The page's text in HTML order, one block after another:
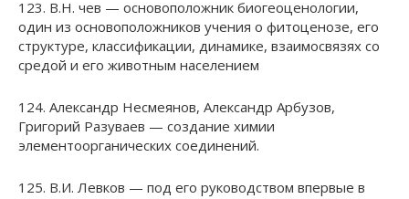
123. В.Н. чев — основоположник биогеоценологии,
один из основоположников учения о фитоценозе, его
структуре, классификации, динамике, взаимосвязях со
средой и его животным населением
124. Александр Hесмеянов, Александр Арбузов,
Григорий Разуваев — создание химии
элементоорганических соединений.
125. В.И. Левков — под его руководством впервые в